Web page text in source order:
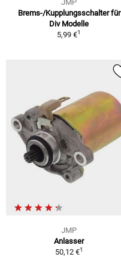
JMP
Brems-/Kupplungsschalter für
Div Modelle
5,99 €1
JMP
Anlasser
50,12 €1